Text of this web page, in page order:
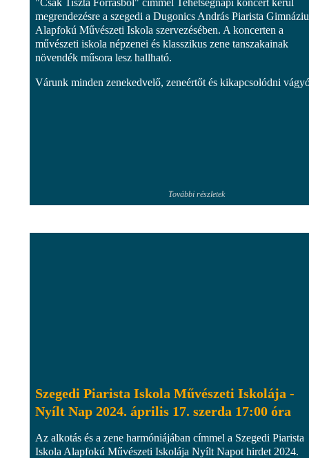
megrendezésre a szegedi a Dugonics András Piarista
Alapfokú Művészeti Iskola szervezésében. A koncerten a
művészeti iskola népzenei és klasszikus zene tanszakainak
növendék műsora lesz hallható.
Várunk minden zenekedvelő, zeneértőt és kikapcsolódni
További részletek
Szegedi Piarista Iskola Művészeti Iskolája -
Nyílt Nap 2024. április 17. szerda 17:00 óra
Az alkotás és a zene harmóniájában címmel a Szegedi Piarista
Iskola Alapfokú Művészeti Iskolája Nyílt Napot hirdet 2024.